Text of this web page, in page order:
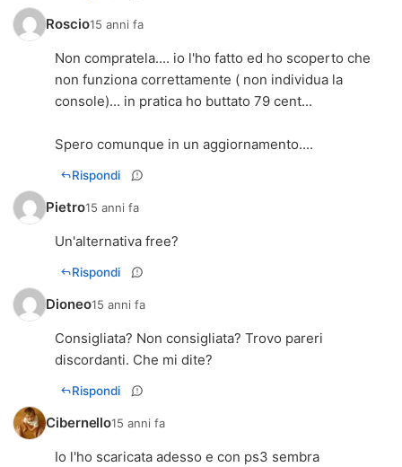
Roscio15 anni fa
Non compratela.... io l'ho fatto ed ho scoperto che
non funziona correttamente ( non individua la
console)... in pratica ho buttato 79 cent...
Spero comunque in un aggiornamento....
Rispondi
Pietro15 anni fa
Un'alternativa free?
Rispondi
Dioneo15 anni fa
Consigliata? Non consigliata? Trovo pareri
discordanti. Che mi dite?
Rispondi
Cibernello15 anni fa
Io l'ho scaricata adesso e con ps3 sembra